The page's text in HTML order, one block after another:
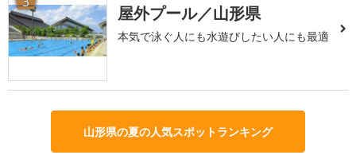
屋外プール／山形県
本気で泳ぐ人にも水遊びしたい人にも最適
山形県の夏の人気スポットランキング